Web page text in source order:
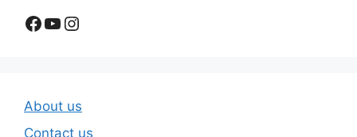
Facebook
YouTube
Instagram
About us
Contact us